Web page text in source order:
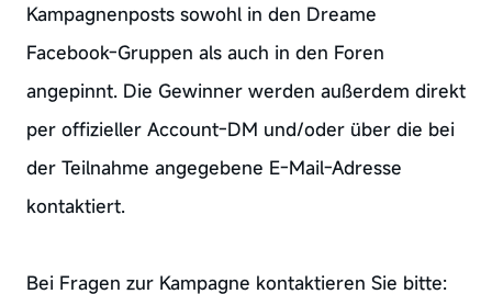
Kampagnenposts sowohl in den Dreame
Facebook-Gruppen als auch in den Foren
angepinnt. Die Gewinner werden außerdem direkt
per offizieller Account-DM und/oder über die bei
der Teilnahme angegebene E-Mail-Adresse
kontaktiert.
Bei Fragen zur Kampagne kontaktieren Sie bitte: